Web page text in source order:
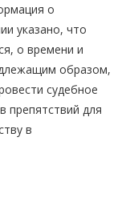
о
указано, что
о времени и
образом,
судебное
препятствий для
в